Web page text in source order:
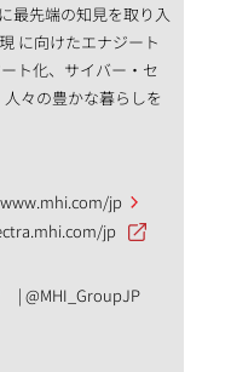
最先端の知見を取り入
に向けたエナジート
ト化、サイバー・セ
々の豊かな暮らしを
www.mhi.com/jp
jp
|@MHI_GroupJP